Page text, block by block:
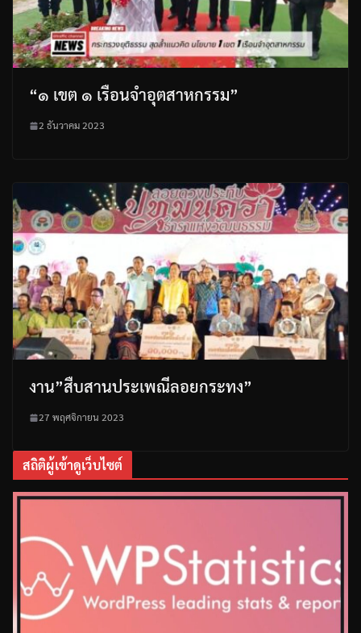
“๑ เขต ๑ เรือนจำอุตสาหกรรม”
2 ธันวาคม 2023
งาน”สืบสานประเพณีลอยกระทง”
27 พฤศจิกายน 2023
สถิติผู้เข้าดูเว็บไซต์